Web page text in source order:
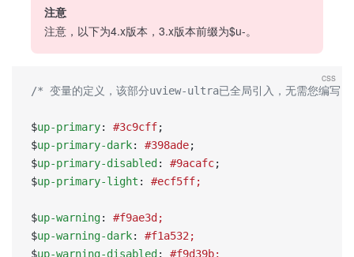
注意
注意，以下为4.x版本，3.x版本前缀为$u-。
css
/* 变量的定义，该部分uview-ultra已全局引入，无需您编写
$up-primary: #3c9cff;
$up-primary-dark: #398ade;
$up-primary-disabled : #9acafc;
$up-primary-light : #ecf5ff;
$up-warning: #f9ae3d;
$up-warning-dark: #f1a532;
$up-warning-disabled : #f9d39b;